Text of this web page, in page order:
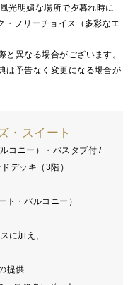
光明媚な場所で夕暮れ時に
・フリーチョイス（多彩なエ
異なる場合がございます。
は予告なく変更になる場合が
・スイート
コニー）・バスタブ付 /
デッキ（3階）
ト・バルコニー）
に加え、
提供